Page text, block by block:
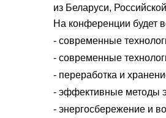
из Беларуси,
На конференции будет
- современные
- современные
- переработка и
- эффективные методы
- энергосбережение и